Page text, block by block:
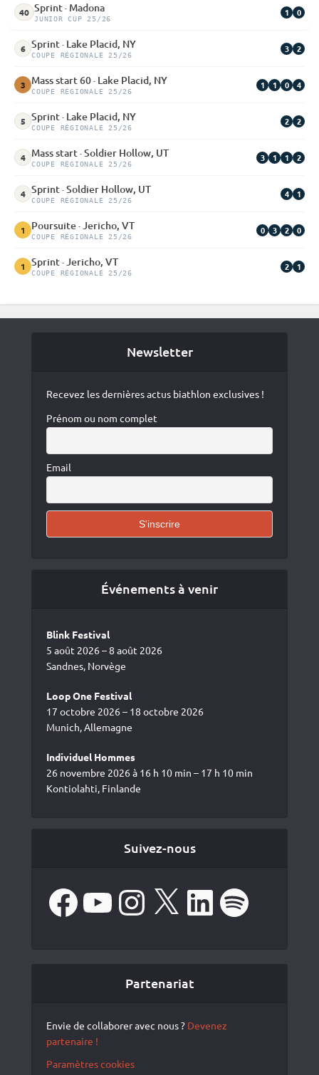
40 Sprint · Madona
JUNIOR CUP 25/26
1 0
6 Sprint · Lake Placid, NY
COUPE RÉGIONALE 25/26
3 2
3 Mass start 60 · Lake Placid, NY
COUPE RÉGIONALE 25/26
1 1 0 4
5 Sprint · Lake Placid, NY
COUPE RÉGIONALE 25/26
2 2
4 Mass start · Soldier Hollow, UT
COUPE RÉGIONALE 25/26
3 1 1 2
4 Sprint · Soldier Hollow, UT
COUPE RÉGIONALE 25/26
4 1
1 Poursuite · Jericho, VT
COUPE RÉGIONALE 25/26
0 3 2 0
1 Sprint · Jericho, VT
COUPE RÉGIONALE 25/26
2 1
Newsletter
Recevez les dernières actus biathlon exclusives !
Prénom ou nom complet
Email
Événements à venir
Blink Festival
5 août 2026 – 8 août 2026
Sandnes, Norvège
Loop One Festival
17 octobre 2026 – 18 octobre 2026
Munich, Allemagne
Individuel Hommes
26 novembre 2026 à 16 h 10 min – 17 h 10 min
Kontiolahti, Finlande
Suivez-nous
Facebook Instagram LinkedIn Spotify
Partenariat
Envie de collaborer avec nous ? Devenez
partenaire !
Paramètres cookies